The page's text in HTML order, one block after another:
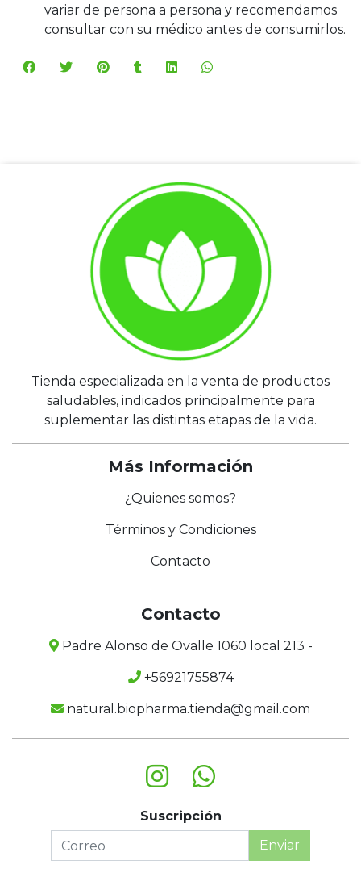
variar de persona a persona y recomendamos
consultar con su médico antes de consumirlos.
Tienda especializada en la venta de productos
saludables, indicados principalmente para
suplementar las distintas etapas de la vida.
Más Información
¿Quienes somos?
Términos y Condiciones
Contacto
Contacto
Padre Alonso de Ovalle 1060 local 213 -
+56921755874
natural.biopharma.tienda@gmail.com
Suscripción
Enviar